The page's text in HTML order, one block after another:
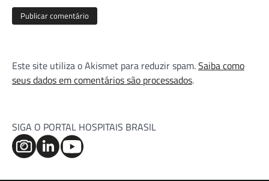
Este site utiliza o Akismet para reduzir spam.Saiba como
seus dados em comentários são processados.
SIGA O PORTAL HOSPITAIS BRASIL